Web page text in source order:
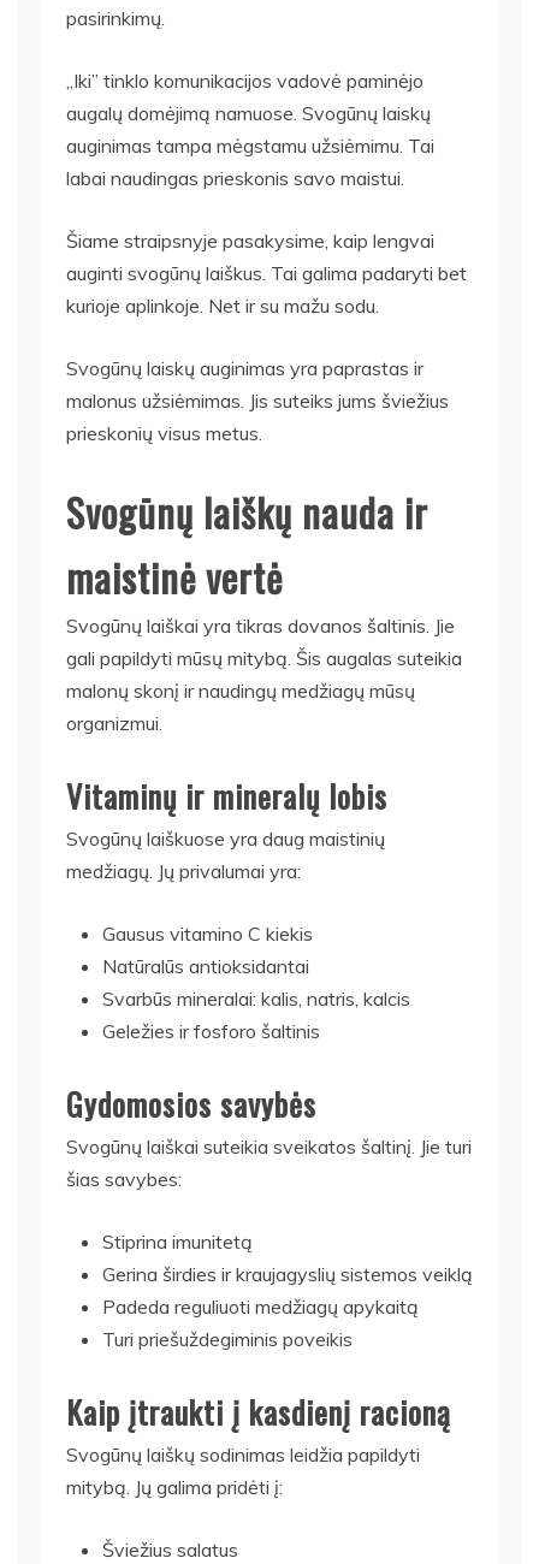
pasirinkimų.
„Iki” tinklo komunikacijos vadovė paminėjo
augalų domėjimą namuose. Svogūnų laiskų
auginimas tampa mėgstamu užsiėmimu. Tai
labai naudingas prieskonis savo maistui.
Šiame straipsnyje pasakysime, kaip lengvai
auginti svogūnų laiškus. Tai galima padaryti bet
kurioje aplinkoje. Net ir su mažu sodu.
Svogūnų laiskų auginimas yra paprastas ir
malonus užsiėmimas. Jis suteiks jums šviežius
prieskonių visus metus.
Svogūnų laiškų nauda ir
maistinė vertė
Svogūnų laiškai yra tikras dovanos šaltinis. Jie
gali papildyti mūsų mitybą. Šis augalas suteikia
malonų skonį ir naudingų medžiagų mūsų
organizmui.
Vitaminų ir mineralų lobis
Svogūnų laiškuose yra daug maistinių
medžiagų. Jų privalumai yra:
Gausus vitamino C kiekis
Natūralūs antioksidantai
Svarbūs mineralai: kalis, natris, kalcis
Geležies ir fosforo šaltinis
Gydomosios savybės
Svogūnų laiškai suteikia sveikatos šaltinį. Jie turi
šias savybes:
Stiprina imunitetą
Gerina širdies ir kraujagyslių sistemos veiklą
Padeda reguliuoti medžiagų apykaitą
Turi priešuždegiminis poveikis
Kaip įtraukti į kasdienį racioną
Svogūnų laiškų sodinimas leidžia papildyti
mitybą. Jų galima pridėti į:
Šviežius salatus